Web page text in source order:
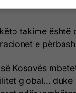
takime
e
së Kosovës
global…